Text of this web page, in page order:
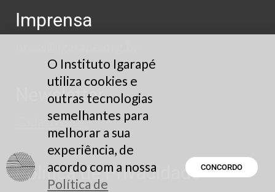
Imprensa
Newsletter
Cadastre-se
Política de Privacidade
O Instituto Igarapé
utiliza cookies e
outras tecnologias
semelhantes para
melhorar a sua
experiência, de
acordo com a nossa
Política de
CONCORDO